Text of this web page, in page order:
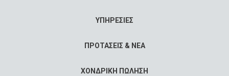
ΥΠΗΡΕΣΙΕΣ
ΠΡΟΤΑΣΕΙΣ & ΝΕΑ
ΧΟΝΔΡΙΚΗ ΠΩΛΗΣΗ